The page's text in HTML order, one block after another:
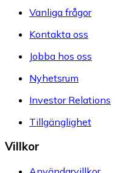
Vanliga frågor
Kontakta oss
Jobba hos oss
Nyhetsrum
Investor Relations
Tillgänglighet
Villkor